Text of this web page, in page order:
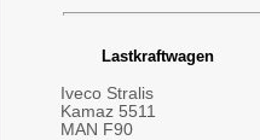
Lastkraftwagen
Iveco Stralis
Kamaz 5511
MAN F90